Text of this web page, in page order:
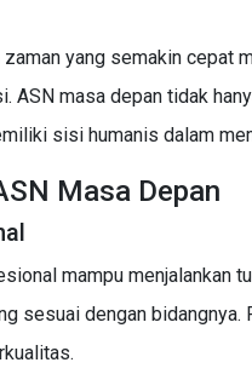
yang semakin cepat
ASN masa depan tidak
sisi humanis dalam
Masa Depan
mampu menjalankan
sesuai dengan